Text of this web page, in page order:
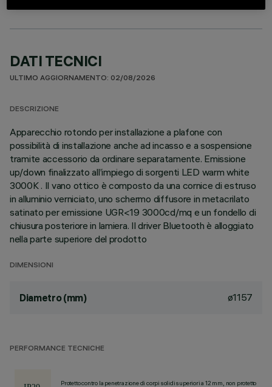
DATI TECNICI
ULTIMO AGGIORNAMENTO: 02/08/2026
DESCRIZIONE
Apparecchio rotondo per installazione a plafone con
possibilità di installazione anche ad incasso e a sospensione
tramite accessorio da ordinare separatamente. Emissione
up/down finalizzato all’impiego di sorgenti LED warm white
3000K . Il vano ottico è composto da una cornice di estruso
in alluminio verniciato, uno schermo diffusore in metacrilato
satinato per emissione UGR<19 3000cd/mq e un fondello di
chiusura posteriore in lamiera. Il driver Bluetooth è alloggiato
nella parte superiore del prodotto
DIMENSIONI
Diametro (mm) ø1157
PERFORMANCE TECNICHE
Protetto contro la penetrazione di corpi solidi superiori a 12 mm, non protetto